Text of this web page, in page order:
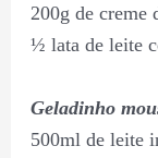
200g de creme
½ lata de leite
Geladinho
500ml de leite